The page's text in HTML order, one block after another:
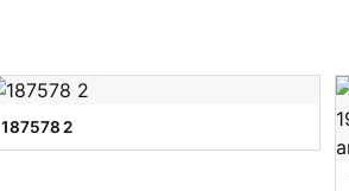
187578 2